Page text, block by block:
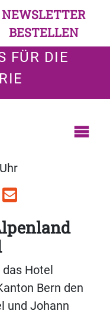
NEWSLETTER
BESTELLEN
FÜR DIE
Hotel
Bern den
und Johann